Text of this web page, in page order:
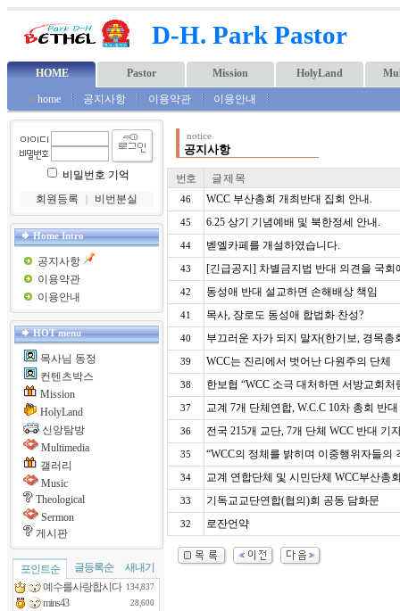
D-H. Park Pastor
HOME Pastor Mission HolyLand
◈ home 공지사항 이용약관 이용안내
비밀번호 기억
회원등록
비번분실
Home Intro
공지사항
이용약관
이용안내
HOT menu
목사님 동정
컨텐츠박스
Mission
HolyLand
신앙탐방
Multimedia
갤러리
Music
Theological
Sermon
게시판
포인트순 글등록순
새내기
예수를사랑합시다 134,837
mins43 28,600
notice
공지사항
번호 글 제 목
46 WCC 부산총회 개최반대 집회 안내.
45 6.25 상기 기념예배 및 북한정세 안내.
44 벧엘카페를 개설하였습니다.
43 [긴급공지] 차별금지법 반대 의견을 국회
42 동성애 반대 설교하면 손해배상 책임
41 목사, 장로도 동성애 합법화 찬성?
40 부끄러운 자가 되지 말자(한기보, 경목총
39 WCC는 진리에서 벗어난 다원주의 단체
38 한보협 “WCC 소극 대처하면 서방교회처
37 교계 7개 단체연합, W.C.C 10차 총회 반
36 전국 215개 교단, 7개 단체 WCC 반대 기
35 “WCC의 정체를 밝히며 이중행위자들의
34 교계 연합단체 및 시민단체 WCC부산총
33 기독교교단연합(협의)회 공동 담화문
32 로잔언약